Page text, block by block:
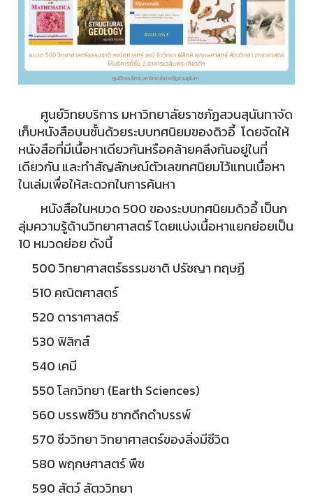
ศูนย์วิทยบริการ มหาวิทยาลัยราชภัฏสวนสุนันทาจัด
เก็บหนังสือบนชั้นด้วยระบบทศนิยมของดิวอี้ โดยจัดให้
หนังสือที่มีเนื้อหาเดียวกันหรือคล้ายคลึงกันอยู่ในที่
เดียวกัน และทำสัญลักษณ์ตัวเลขทศนิยมไว้แทนเนื้อหา
ในเล่มเพื่อให้สะดวกในการค้นหา
หนังสือในหมวด 500 ของระบบทศนิยมดิวอี้ เป็นก
ลุ่มความรู้ด้านวิทยาศาสตร์ โดยแบ่งเนื้อหาแยกย่อยเป็น
10 หมวดย่อย ดังนี้
500 วิทยาศาสตร์ธรรมชาติ ปรัชญา ทฤษฏี
510 คณิตศาสตร์
520 ดาราศาสตร์
530 ฟิสิกส์
540 เคมี
550 โลกวิทยา (Earth Sciences)
560 บรรพชีวิน ซากดึกดำบรรพ์
570 ชีววิทยา วิทยาศาสตร์ของสิ่งมีชีวิต
580 พฤกษศาสตร์ พืช
590 สัตว์ สัตววิทยา